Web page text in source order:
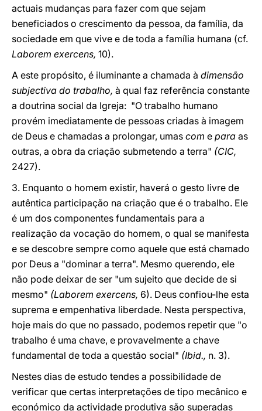
actuais mudanças para fazer com que sejam
beneficiados o crescimento da pessoa, da família, da
sociedade em que vive e de toda a família humana (cf.
Laborem exercens, 10).
A este propósito, é iluminante a chamada à dimensão
subjectiva do trabalho, à qual faz referência constante
a doutrina social da Igreja: "O trabalho humano
provém imediatamente de pessoas criadas à imagem
de Deus e chamadas a prolongar, umas com e para as
outras, a obra da criação submetendo a terra" (CIC,
2427).
3. Enquanto o homem existir, haverá o gesto livre de
autêntica participação na criação que é o trabalho. Ele
é um dos componentes fundamentais para a
realização da vocação do homem, o qual se manifesta
e se descobre sempre como aquele que está chamado
por Deus a "dominar a terra". Mesmo querendo, ele
não pode deixar de ser "um sujeito que decide de si
mesmo" (Laborem exercens, 6). Deus confiou-lhe esta
suprema e empenhativa liberdade. Nesta perspectiva,
hoje mais do que no passado, podemos repetir que "o
trabalho é uma chave, e provavelmente a chave
fundamental de toda a questão social" (Ibid., n. 3).
Nestes dias de estudo tendes a possibilidade de
verificar que certas interpretações de tipo mecânico e
económico da actividade produtiva são superadas